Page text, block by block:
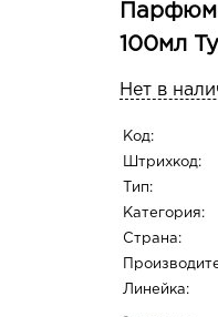
100мл
Нет в
Код:
Штрихкод:
Тип:
Категория:
Страна:
Линейка: